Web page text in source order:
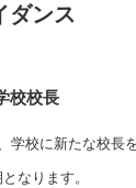
ンス
校校長
学校に新たな校長
なります。